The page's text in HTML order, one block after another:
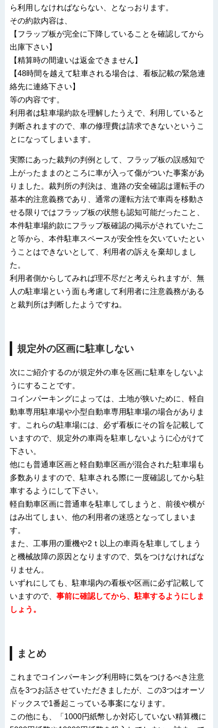
ら利用しなければならない、となっおります。
その約款内容は、
【フラップ板が完全に下降していることを確認してから
出庫下さい】
【精算時の間違いは返金できません】
【48時間を越えて駐車される場合は、看板記載の緊急連
絡先に連絡下さい】
等の内容です。
利用者は駐車場約款を理解したうえで、利用していると
判断されますので、車の修理費は請求できないというこ
とになってしまいます。
実際にあった裁判の判例として、フラップ板の誤感知で
上がったままのところに車が入って傷がついた事案があ
りました。裁判所の判決は、進路の安全確認は運転手の
基本的注意義務であり、通常の運転方法で車両を移動さ
せる限りではフラップ板の状態も認知可能だったこと、
本件駐車場約款にフラップ板確認の掲示がされていたこ
と等から、本件駐車スペースが安全性を欠いていたとい
うことはできないとして、利用者の訴えを棄却しまし
た。
利用者側からしてみれば理不尽だと考えられますが、無
人の駐車場という面も考慮して利用者に注意義務がある
と裁判所は判断したようですね。
規定外の区画に駐車しない
次にご紹介するのが規定外の車を区画に駐車をしないよ
うにすることです。
コインパーキングによっては、土地が狭いために、軽自
動車専用駐車場や小型自動車専用駐車場の場合がありま
す。これらの駐車場には、必ず看板にその旨を記載して
いますので、規定外の車両を駐車しないように心がけて
下さい。
他にも普通車区画と軽自動車区画が混合された駐車場も
多数ありますので、駐車される際に一度確認してから駐
車するようにして下さい。
軽自動車区画に普通車を駐車してしまうと、前後や横が
はみ出てしまい、他の利用者の迷惑となってしまいま
す。
また、工事用の重機や2ｔ以上の車両を駐車してしまう
と機械故障の原因となりますので、気をつけなければな
りません。
いずれにしても、駐車場内の看板や区画に必ず記載して
いますので、 事前に確認してから、駐車するようにしま
しょう 。
まとめ
これまでコインパーキング利用時に気をつけるべき注意
点を3つお話させていただきましたが、この3つはオーソ
ドックスで1番起こっている事案になります。
この他にも、「1000円紙幣しか対応していない精算機に